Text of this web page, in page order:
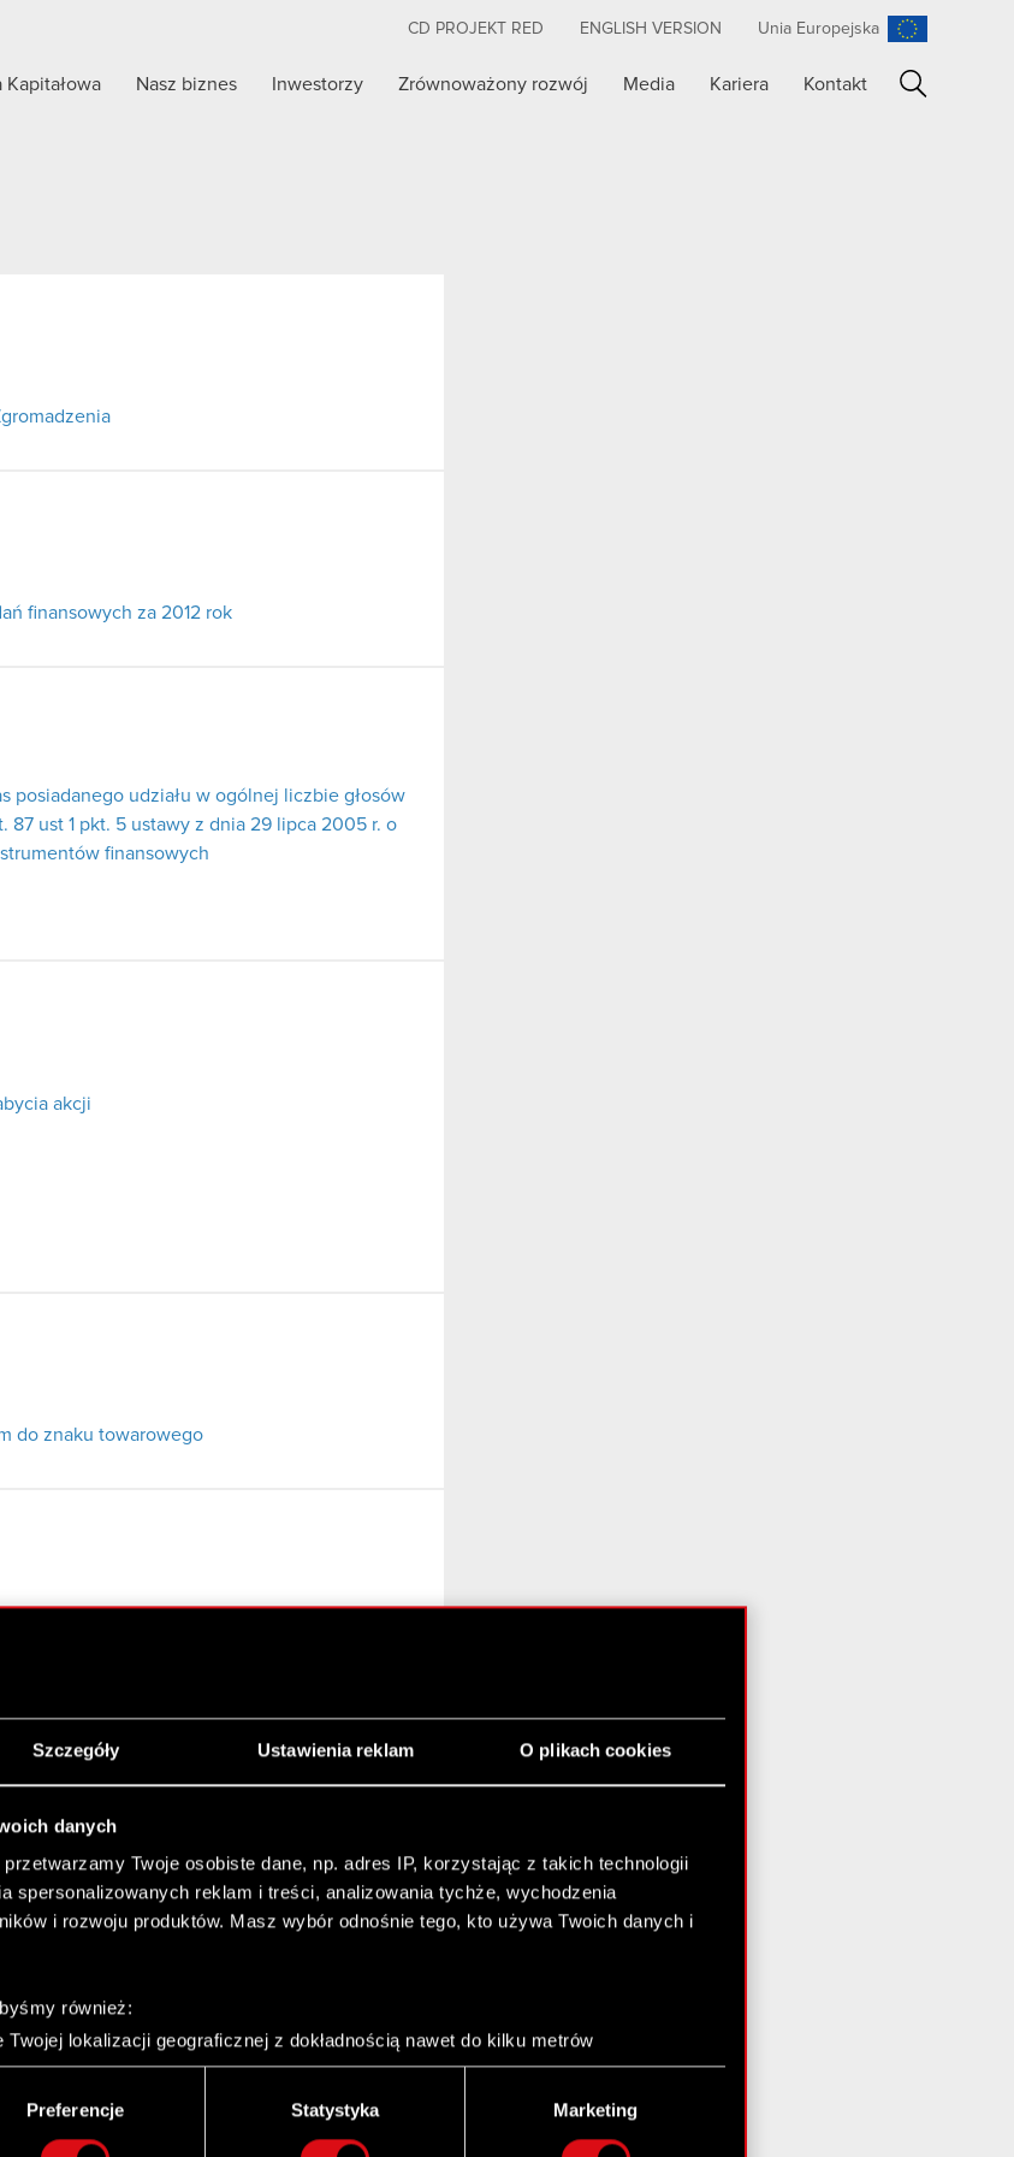
Szczegóły Ustawienia reklam O plikach cookies
danych
przetwarzamy Twoje osobiste dane, np. adres IP, korzystając z takich technologii
spersonalizowanych reklam i treści, analizowania tychże, wychodzenia
i rozwoju produktów. Masz wybór odnośnie tego, kto używa Twoich danych i
również:
lokalizacji geograficznej z dokładnością nawet do kilku metrów
aktywnie analizując charakteryzującego je zbiory danych (fingerprinting,
jak Twoje osobiste dane są przetwarzane oraz ustaw własne preferencje w
Preferencje Statystyka Marketing
CD PROJEKT RED ENGLISH VERSION Unia Europejska
Kapitałowa Nasz biznes Inwestorzy Zrównoważony rozwój Media Kariera Kontakt
finansowych za 2012 rok
posiadanego udziału w ogólnej liczbie głosów
ust 1 pkt. 5 ustawy z dnia 29 lipca 2005 r. o
finansowych
akcji
do znaku towarowego
przez CD Projekt RED S.A. w 2011
porozumień akcjonariuszy